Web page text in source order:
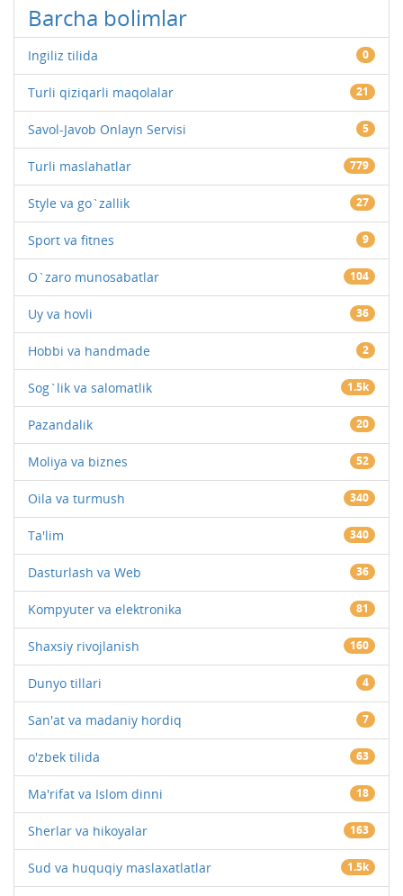
Barcha bolimlar
Ingiliz tilida 0
Turli qiziqarli maqolalar 21
Savol-Javob Onlayn Servisi 5
Turli maslahatlar 779
Style va go`zallik 27
Sport va fitnes 9
O`zaro munosabatlar 104
Uy va hovli 36
Hobbi va handmade 2
Sog`lik va salomatlik 1.5k
Pazandalik 20
Moliya va biznes 52
Oila va turmush 340
Ta'lim 340
Dasturlash va Web 36
Kompyuter va elektronika 81
Shaxsiy rivojlanish 160
Dunyo tillari 4
San'at va madaniy hordiq 7
o'zbek tilida 63
Ma'rifat va Islom dinni 18
Sherlar va hikoyalar 163
Sud va huquqiy maslaxatlatlar 1.5k